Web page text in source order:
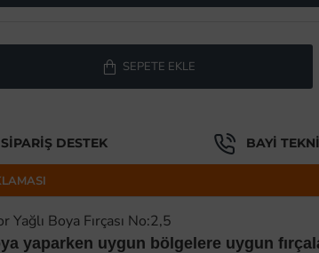
SEPETE EKLE
DESTEK BAYI
Yağlı Boya Fırçası No:2,5
yaparken uygun bölgelere uygun